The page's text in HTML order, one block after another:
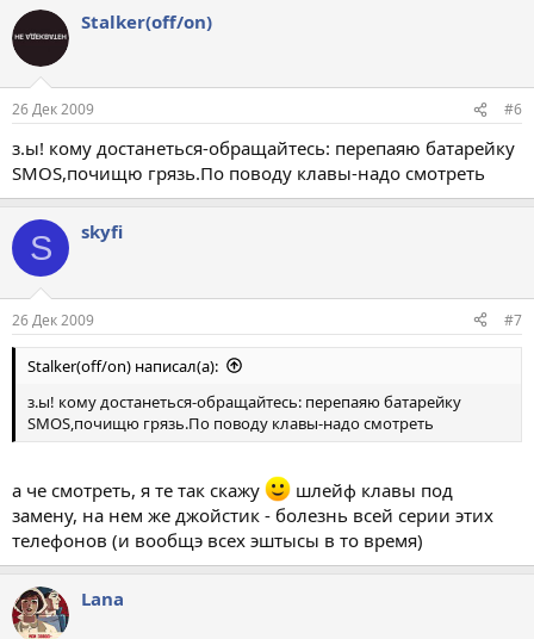
Stalker(off/on)
26 Дек 2009 #6
з.ы! кому достанеться-обращайтесь: перепаяю батарейку
SMOS,почищю грязь.По поводу клавы-надо смотреть
S skyfi
26 Дек 2009 #7
Stalker(off/on) написал(а):
з.ы! кому достанеться-обращайтесь: перепаяю батарейку
SMOS,почищю грязь.По поводу клавы-надо смотреть
а че смотреть, я те так скажу
шлейф клавы под
замену, на нем же джойстик - болезнь всей серии этих
телефонов (и вообщэ всех эштысы в то время)
Lana